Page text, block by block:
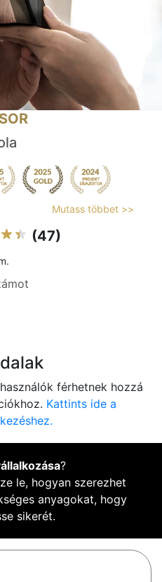
Mutass többet >>
(47)
férhetnek hozzá
Kattints ide a
?
le, hogyan szerezhet
anyagokat, hogy
sikerét.